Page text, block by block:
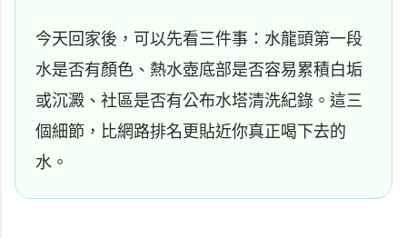
今天回家後，可以先看三件事：水龍頭第一段
水是否有顏色、熱水壺底部是否容易累積白垢
或沉澱、社區是否有公布水塔清洗紀錄。這三
個細節，比網路排名更貼近你真正喝下去的
水。